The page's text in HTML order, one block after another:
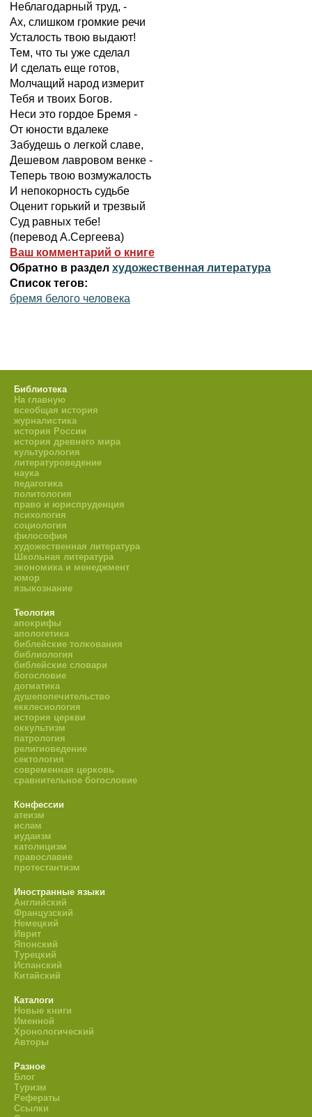
Неблагодарный труд, -
Ах, слишком громкие речи
Усталость твою выдают!
Тем, что ты уже сделал
И сделать еще готов,
Молчащий народ измерит
Тебя и твоих Богов.
Неси это гордое Бремя -
От юности вдалеке
Забудешь о легкой славе,
Дешевом лавровом венке -
Теперь твою возмужалость
И непокорность судьбе
Оценит горький и трезвый
Суд равных тебе!
(перевод А.Сергеева)
Ваш комментарий о книге
Обратно в раздел художественная литература
Список тегов:
бремя белого человека
Библиотека
На главную
всеобщая история
журналистика
история России
история древнего мира
культурология
литературоведение
наука
педагогика
политология
право и юриспруденция
психология
социология
философия
художественная литература
Школьная литература
экономика и менеджмент
юмор
языкознание
Теология
апокрифы
апологетика
библейские толкования
библиология
библейские словари
богословие
догматика
душепопечительство
екклесиология
история церкви
оккультизм
патрология
религиоведение
сектология
современная церковь
сравнительное богословие
Конфессии
атеизм
ислам
иудаизм
католицизм
православие
протестантизм
Иностранные языки
Английский
Французский
Немецкий
Иврит
Японский
Турецкий
Испанский
Китайский
Каталоги
Новые книги
Именной
Хронологический
Авторы
Разное
Блог
Туризм
Рефераты
Ссылки